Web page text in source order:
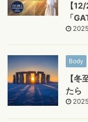
【
「
Body
【
たら